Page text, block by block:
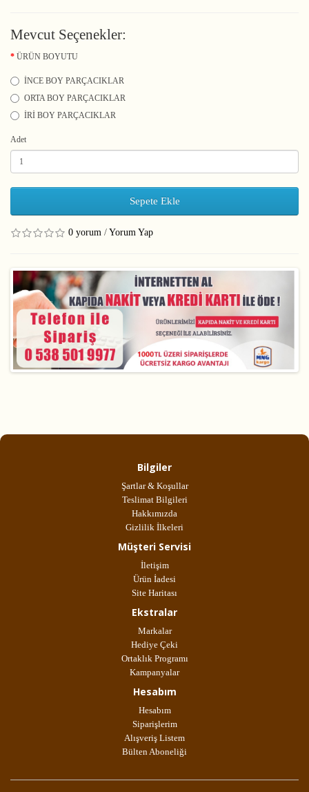
Mevcut Seçenekler:
ÜRÜN BOYUTU
İNCE BOY PARÇACIKLAR
ORTA BOY PARÇACIKLAR
İRİ BOY PARÇACIKLAR
Adet
Sepete Ekle
0 yorum / Yorum Yap
Bilgiler
Şartlar & Koşullar
Teslimat Bilgileri
Hakkımızda
Gizlilik İlkeleri
Müşteri Servisi
İletişim
Ürün İadesi
Site Haritası
Ekstralar
Markalar
Hediye Çeki
Ortaklık Programı
Kampanyalar
Hesabım
Hesabım
Siparişlerim
Alışveriş Listem
Bülten Aboneliği